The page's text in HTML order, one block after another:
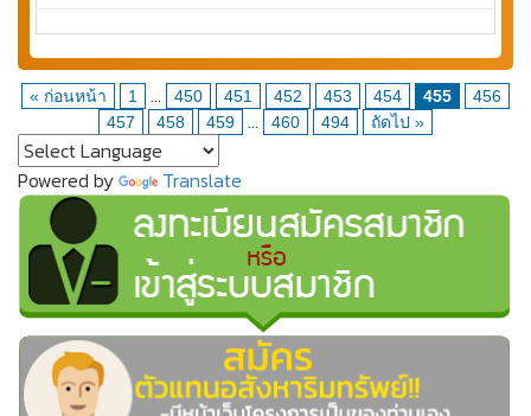
« ก่อนหน้า 1 ... 450 451 452 453 454 455
456
457
458 459 ... 460 494 ถัดไป »
Powered by Translate